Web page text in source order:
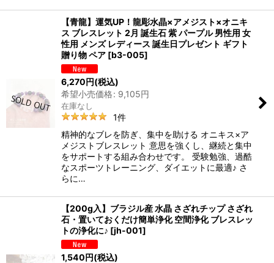
【青龍】運気UP！龍彫水晶×アメジスト×オニキ
ス ブレスレット 2月 誕生石 紫 パープル 男性用 女
性用 メンズ レディース 誕生日プレゼント ギフト
贈り物 ペア [b3-005]
6,270円(税込)
希望小売価格: 9,105円
在庫なし
1件
精神的なブレを防ぎ、集中を助ける オニキス×ア
メジストブレスレット 意思を強くし、継続と集中
をサポートする組み合わせです。 受験勉強、過酷
なスポーツトレーニング、ダイエットに最適♪ さ
らに…
【200g入】ブラジル産 水晶 さざれチップ さざれ
石・置いておくだけ簡単浄化 空間浄化 ブレスレッ
トの浄化に♪ [jh-001]
1,540円(税込)